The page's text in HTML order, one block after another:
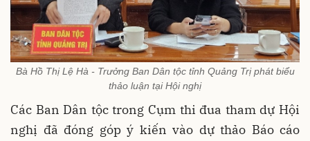
Bà Hồ Thị Lệ Hà - Trưởng Ban Dân tộc tỉnh Quảng Trị phát biểu
thảo luận tại Hội nghị
Các Ban Dân tộc trong Cụm thi đua tham dự Hội
nghị đã đóng góp ý kiến vào dự thảo Báo cáo